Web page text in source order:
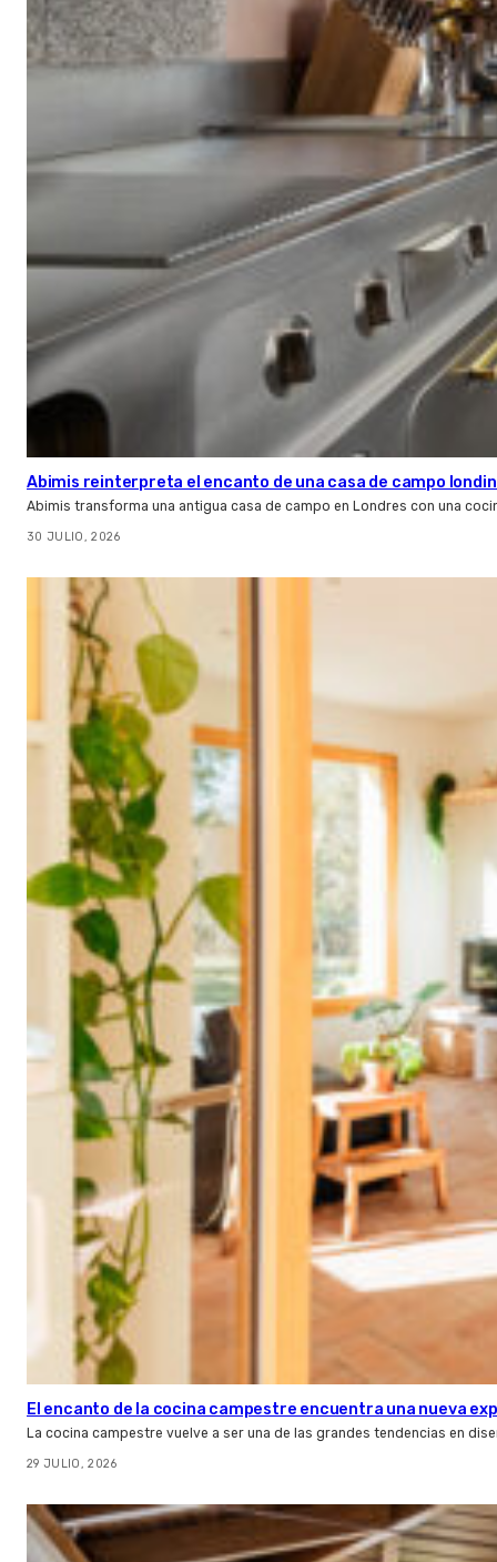
Abimis reinterpreta el encanto de una casa de campo
Abimis transforma una antigua casa de campo en Londres con una
30 JULIO, 2026
El encanto de la cocina campestre encuentra una nueva
La cocina campestre vuelve a ser una de las grandes tendencias en
29 JULIO, 2026